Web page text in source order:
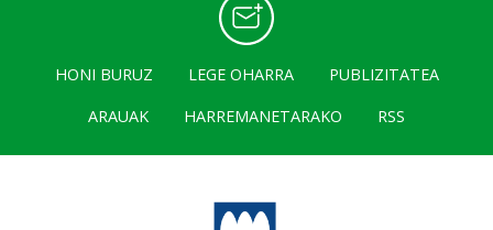
HONI BURUZ LEGE OHARRA
PUBLIZITATEA
ARAUAK
HARREMANETARAKO RSS